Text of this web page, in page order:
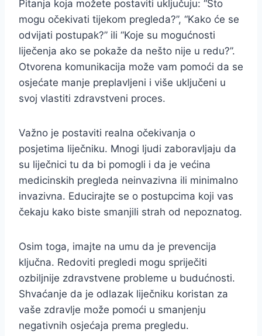
Pitanja koja možete postaviti uključuju: “Što
mogu očekivati tijekom pregleda?”, “Kako će se
odvijati postupak?” ili “Koje su mogućnosti
liječenja ako se pokaže da nešto nije u redu?”.
Otvorena komunikacija može vam pomoći da se
osjećate manje preplavljeni i više uključeni u
svoj vlastiti zdravstveni proces.
Važno je postaviti realna očekivanja o
posjetima liječniku. Mnogi ljudi zaboravljaju da
su liječnici tu da bi pomogli i da je većina
medicinskih pregleda neinvazivna ili minimalno
invazivna. Educirajte se o postupcima koji vas
čekaju kako biste smanjili strah od nepoznatog.
Osim toga, imajte na umu da je prevencija
ključna. Redoviti pregledi mogu spriječiti
ozbiljnije zdravstvene probleme u budućnosti.
Shvaćanje da je odlazak liječniku koristan za
vaše zdravlje može pomoći u smanjenju
negativnih osjećaja prema pregledu.